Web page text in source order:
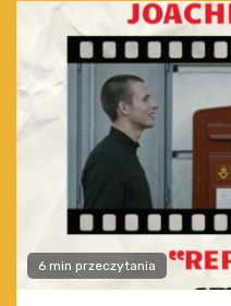
6 min przeczytania